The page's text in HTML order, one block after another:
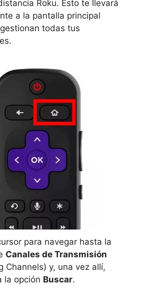
Roku. Esto te llevará
a la pantalla principal
todas tus
para navegar hasta la
Canales de Transmisión
Channels) y, una vez allí,
la opción Buscar.